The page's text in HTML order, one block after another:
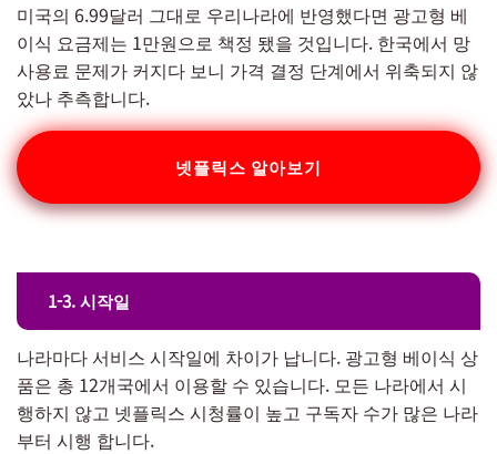
미국의 6.99달러 그대로 우리나라에 반영했다면 광고형 베
이식 요금제는 1만원으로 책정 됐을 것입니다. 한국에서 망
사용료 문제가 커지다 보니 가격 결정 단계에서 위축되지 않
았나 추측합니다.
넷플릭스 알아보기
1-3. 시작일
나라마다 서비스 시작일에 차이가 납니다. 광고형 베이식 상
품은 총 12개국에서 이용할 수 있습니다. 모든 나라에서 시
행하지 않고 넷플릭스 시청률이 높고 구독자 수가 많은 나라
부터 시행 합니다.